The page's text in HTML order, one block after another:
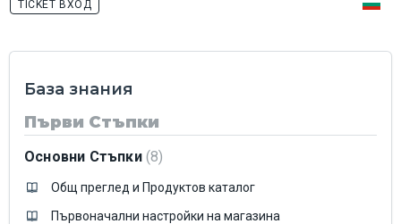
ВХОД
База знания
Първи Стъпки
Основни Стъпки 8
Общ преглед и Продуктов каталог
Първоначални настройки на магазина